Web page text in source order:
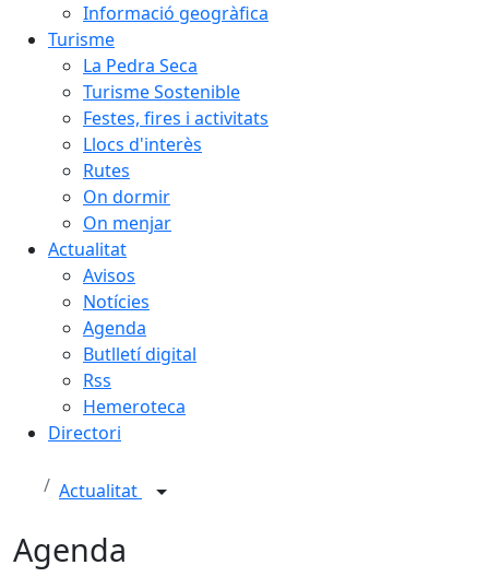
Informació geogràfica
Turisme
La Pedra Seca
Turisme Sostenible
Festes, fires i activitats
Llocs d'interès
Rutes
On dormir
On menjar
Actualitat
Avisos
Notícies
Agenda
Butlletí digital
Rss
Hemeroteca
Directori
Actualitat
Agenda